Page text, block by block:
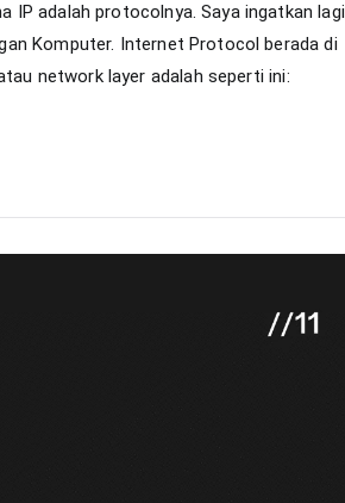
IP adalah protocolnya. Saya ingatkan lagi
Komputer. Internet Protocol berada di
network layer adalah seperti ini: